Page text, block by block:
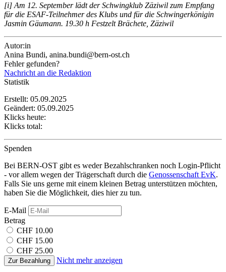
[i] Am 12. September lädt der Schwingklub Zäziwil zum Empfang
für die ESAF-Teilnehmer des Klubs und für die Schwingerkönigin
Jasmin Gäumann. 19.30 h Festzelt Brächete, Zäziwil
Autor:in
Anina Bundi, anina.bundi@bern-ost.ch
Fehler gefunden?
Nachricht an die Redaktion
Statistik
Erstellt: 05.09.2025
Geändert: 05.09.2025
Klicks heute:
Klicks total:
Spenden
Bei BERN-OST gibt es weder Bezahlschranken noch Login-Pflicht
- vor allem wegen der Trägerschaft durch die Genossenschaft EvK.
Falls Sie uns gerne mit einem kleinen Betrag unterstützen möchten,
haben Sie die Möglichkeit, dies hier zu tun.
E-Mail
Betrag
CHF 10.00
CHF 15.00
CHF 25.00
Zur Bezahlung Nicht mehr anzeigen